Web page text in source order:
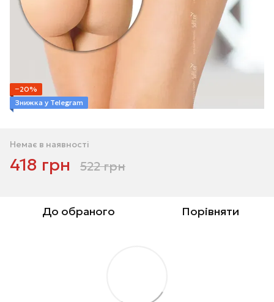
−20%
Знижка у Telegram
Немає в наявності
418 грн 522 грн
До обраного Порівняти